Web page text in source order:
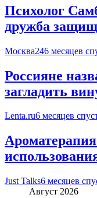
Психолог
дружба
Москва246 месяцев
Россияне
загладить
Lenta.ru6 месяцев
Just Talks6 месяцев
Август 2026